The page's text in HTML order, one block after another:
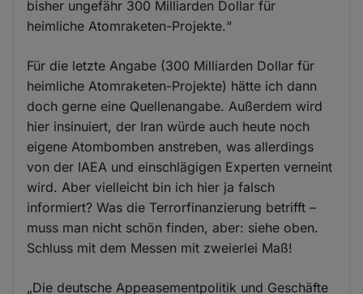
bisher ungefähr 300 Milliarden Dollar für
heimliche Atomraketen-Projekte.“
Für die letzte Angabe (300 Milliarden Dollar für
heimliche Atomraketen-Projekte) hätte ich dann
doch gerne eine Quellenangabe. Außerdem wird
hier insinuiert, der Iran würde auch heute noch
eigene Atombomben anstreben, was allerdings
von der IAEA und einschlägigen Experten verneint
wird. Aber vielleicht bin ich hier ja falsch
informiert? Was die Terrorfinanzierung betrifft –
muss man nicht schön finden, aber: siehe oben.
Schluss mit dem Messen mit zweierlei Maß!
„Die deutsche Appeasementpolitik und Geschäfte